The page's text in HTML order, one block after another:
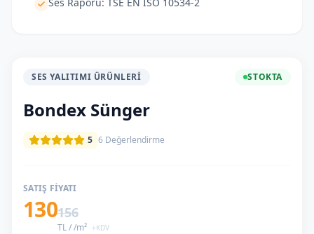
SES YALITIMI ÜRÜNLERI STOKTA
Bondex Sünger
5 6 Değerlendirme
SATIŞ FIYATI
130156
TL //m² +KDV